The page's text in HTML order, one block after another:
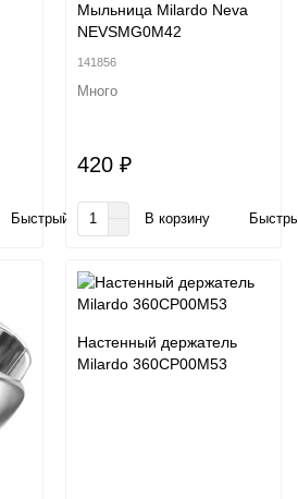
Быстрый заказ
Мыльница Milardo Neva
NEVSMG0M42
141856
Много
420 ₽
В корзину
Настенный держатель
Milardo 360CP00M53